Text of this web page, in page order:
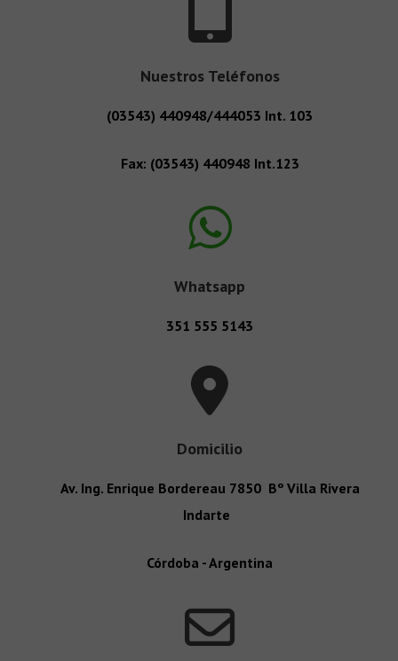
Nuestros Teléfonos
(03543) 440948/444053 Int. 103
Fax: (03543) 440948 Int.123
Whatsapp
351 555 5143
Domicilio
Av. Ing. Enrique Bordereau 7850 Bº Villa Rivera
Indarte
Córdoba - Argentina